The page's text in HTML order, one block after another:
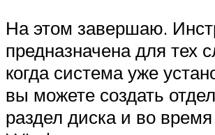
На этом завершаю.
предназначена для тех
когда система уже
вы можете создать
раздел диска и во время